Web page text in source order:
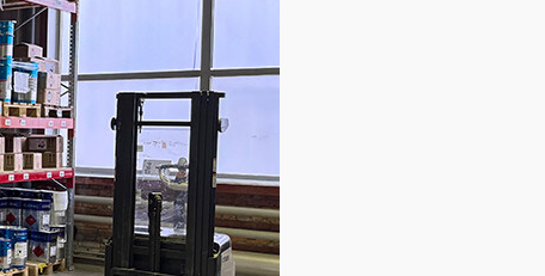
База знаний
База знаний